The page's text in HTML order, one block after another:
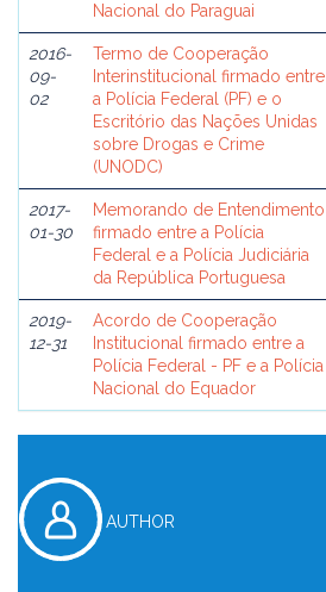
Nacional do Paraguai
2016-
09-
02
Termo de Cooperação
Interinstitucional firmado entre
a Polícia Federal (PF) e o
Escritório das Nações Unidas
sobre Drogas e Crime
(UNODC)
2017-
01-30
Memorando de Entendimento
firmado entre a Polícia
Federal e a Polícia Judiciária
da República Portuguesa
2019-
12-31
Acordo de Cooperação
Institucional firmado entre a
Polícia Federal - PF e a Polícia
Nacional do Equador
AUTHOR